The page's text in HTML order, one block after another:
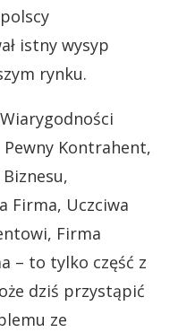
istny wysyp
rynku.
Kontrahent,
Firma, Uczciwa
Firma
– to tylko część z
dziś przystąpić
ze